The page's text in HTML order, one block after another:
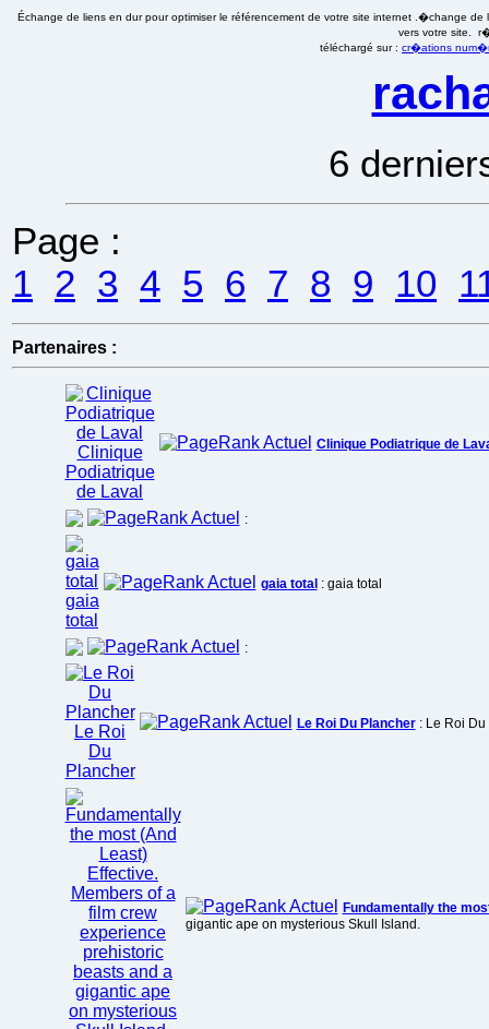
Échange de liens en dur pour optimiser le référencement de votre site internet .�change
vers votre site.
téléchargé sur : cr�ations
6
Page :
1 2 3 4 5 6 7 8 9 10
Partenaires :
Clinique Podiatrique de
:
gaia total : gaia total
:
Le Roi Du Plancher: Le Roi Du
Fundamentally the
gigantic ape on mysterious Skull Island.